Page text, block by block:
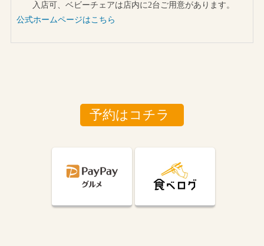
入店可、ベビーチェアは店内に2台ご用意があります。
公式ホームページはこちら
予約はコチラ